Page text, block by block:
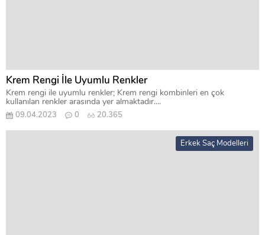
Krem Rengi İle Uyumlu Renkler
Krem rengi ile uyumlu renkler; Krem rengi kombinleri en çok
kullanılan renkler arasında yer almaktadır....
09.04.2023 0 20.365
Erkek Saç Modelleri